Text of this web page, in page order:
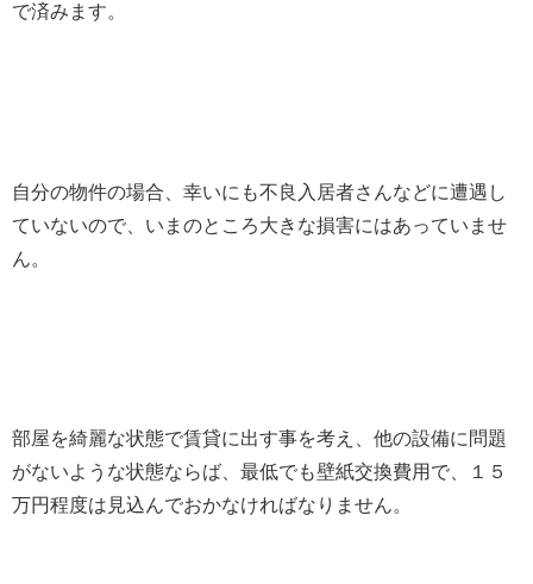
で済みます。
自分の物件の場合、幸いにも不良入居者さんなどに遭遇し
ていないので、いまのところ大きな損害にはあっていませ
ん。
部屋を綺麗な状態で賃貸に出す事を考え、他の設備に問題
がないような状態ならば、最低でも壁紙交換費用で、１５
万円程度は見込んでおかなければなりません。